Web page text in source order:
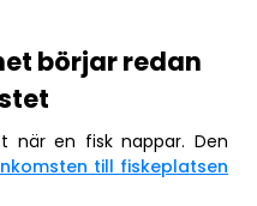
börjar redan
när en fisk nappar. Den
till fiskeplatsen